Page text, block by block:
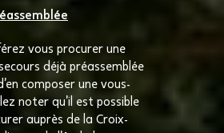
vous procurer une
déjà préassemblée
composer une vous-
noter qu’il est possible
auprès de la Croix-